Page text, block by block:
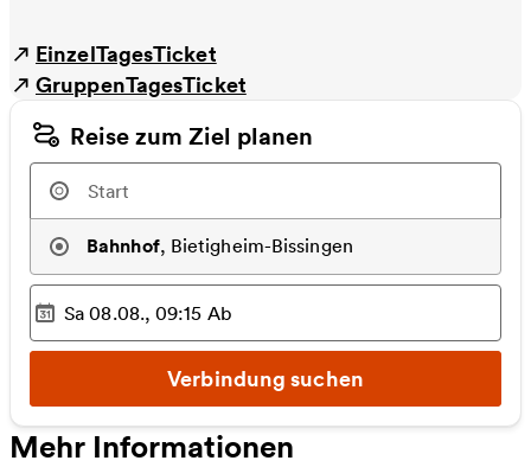
EinzelTagesTicket
GruppenTagesTicket
Reise zum Ziel planen
Bahnhof, Bietigheim-Bissingen
Ausgewählter Zeitpunkt
Sa 08.08., 09:15 Ab
Verbindung suchen
Mehr Informationen